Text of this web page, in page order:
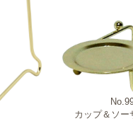
カップ＆ソー